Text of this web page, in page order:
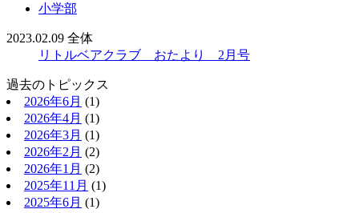
小学部
2023.02.09 全体
リトルベアクラブ おたより 2月号
過去のトピックス
2026年6月 (1)
2026年4月 (1)
2026年3月 (1)
2026年2月 (2)
2026年1月 (2)
2025年11月 (1)
2025年6月 (1)